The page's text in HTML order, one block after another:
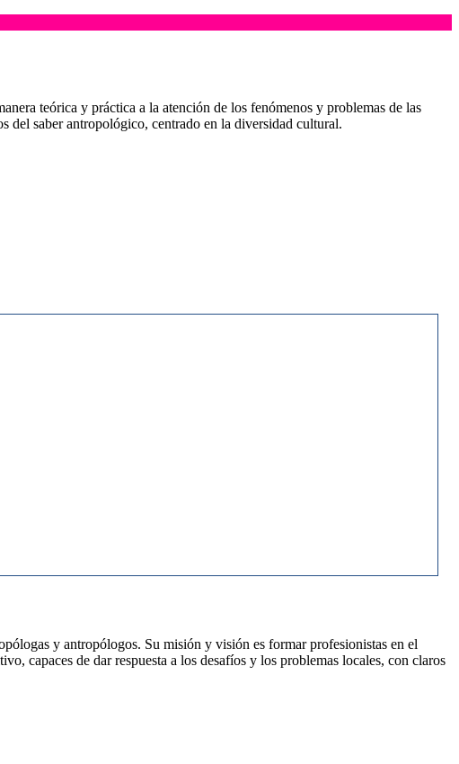
teórica y práctica a la atención de los fenómenos y problemas de las
del saber antropológico, centrado en la diversidad cultural.
y antropólogos. Su misión y visión es formar profesionistas en el
capaces de dar respuesta a los desafíos y los problemas locales, con claros